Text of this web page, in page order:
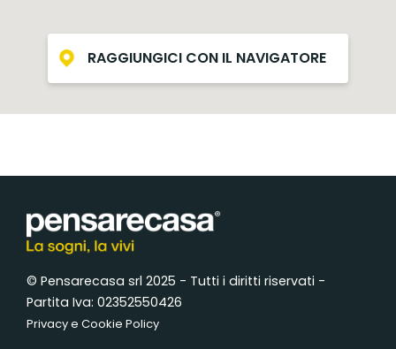
RAGGIUNGICI CON IL NAVIGATORE
© Pensarecasa srl 2025 - Tutti i diritti riservati -
Partita Iva: 02352550426
Privacy e Cookie Policy